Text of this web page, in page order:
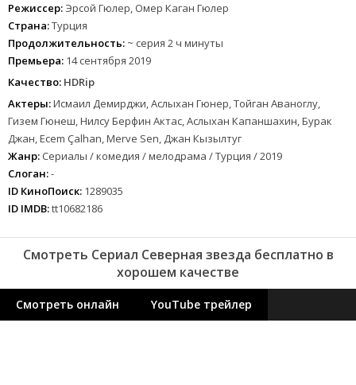
Режиссер: Эрсой Гюлер, Омер Каган Гюлер
Страна:Турция
Продолжительность: ~ серия 2 ч минуты
Премьера: 14 сентября 2019
Качество: HDRip
Актеры:Исмаил Демирджи, Аслыхан Гюнер, Тойган Аваноглу,
Гизем Гюнеш, Нилсу Берфин Актас, Аслыхан Капаншахин, Бурак
Джан, Ecem Çalhan, Merve Sen, Джан Кызылтуг
Жанр: Сериалы / комедия / мелодрама / Турция / 2019
Слоган:-
ID КиноПоиск: 1289035
ID IMDB:tt10682186
Смотреть Сериал Северная звезда бесплатно в
хорошем качестве
Смотреть онлайн YouTube трейлер